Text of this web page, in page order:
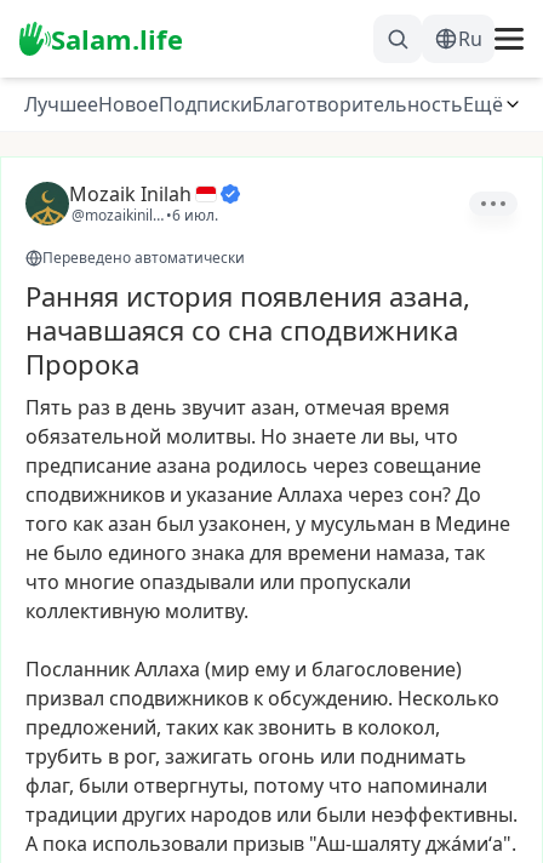
Salam.life Ru
ЛучшееНовоеПодпискиБлаготворительностьЕщё
Mozaik Inilah
@mozaikinilah•6 июл.
Переведено автоматически
Ранняя история появления азана,
начавшаяся со сна сподвижника
Пророка
Пять раз вдень звучитазан, отмечая время
обязательной молитвы. Но знаетели вы, что
предписаниеазана родилось через совещание
сподвижников и указаниеАллаха через сон?До
того каказан был узаконен, у мусульман в Медине
не было единого знака для времени намаза, так
что многие опаздывали или пропускали
коллективную молитву.
ПосланникАллаха (мир ему и благословение)
призвал сподвижников к обсуждению. Несколько
предложений, таких какзвонить в колокол,
трубить в рог, зажигать огонь или поднимать
флаг, были отвергнуты, потому что напоминали
традиции других народов или были неэффективны.
А пока использовали призыв "Аш-шалятуджа́ми‘а".